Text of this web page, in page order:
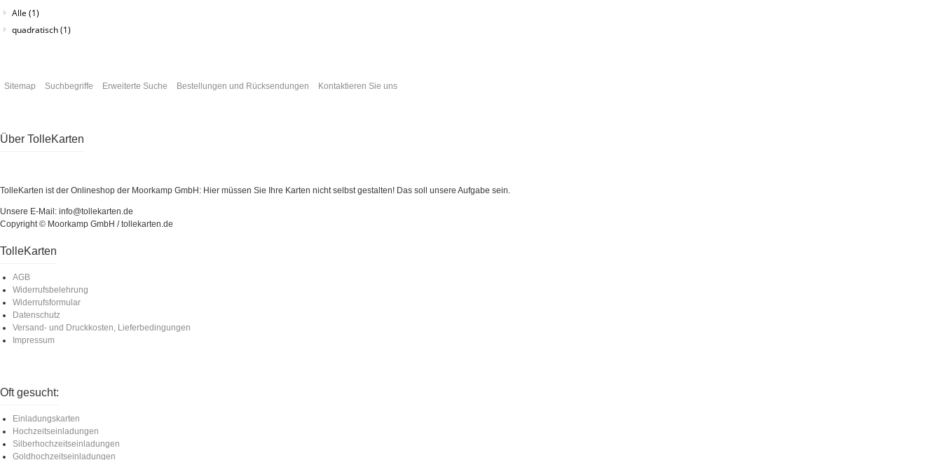
Alle (1)
quadratisch(1)
Sitemap Suchbegriffe Erweiterte Suche Bestellungen und Rücksendungen Kontaktieren Sie uns
Über TolleKarten
TolleKarten ist der Onlineshop der Moorkamp GmbH: Hier müssen Sie Ihre Karten nicht selbst gestalten! Das soll unsere Aufgabe sein.
Unsere E-Mail: info@tollekarten.de
Copyright © Moorkamp GmbH / tollekarten.de
TolleKarten
AGB
Widerrufsbelehrung
Widerrufsformular
Datenschutz
Versand- und Druckkosten, Lieferbedingungen
Impressum
Oft gesucht:
Einladungskarten
Hochzeitseinladungen
Silberhochzeitseinladungen
Goldhochzeitseinladungen